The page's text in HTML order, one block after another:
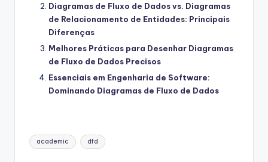
Diagramas de Fluxo de Dados vs. Diagramas
de Relacionamento de Entidades: Principais
Diferenças
Melhores Práticas para Desenhar Diagramas
de Fluxo de Dados Precisos
Essenciais em Engenharia de Software:
Dominando Diagramas de Fluxo de Dados
Tags:
academic dfd